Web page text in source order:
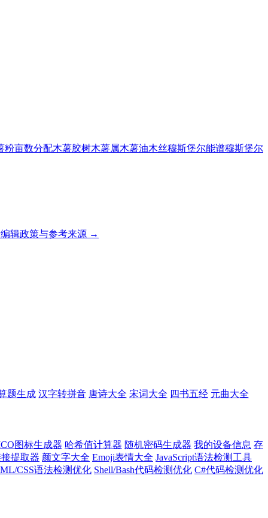
粉亩数分配木薯胶树木薯属木薯油木丝穆斯堡尔能谱穆斯堡尔
辑政策与参考来源 →
题生成 汉字转拼音 唐诗大全 宋词大全 四书五经 元曲大全
图标生成器 哈希值计算器 随机密码生成器 我的设备信息 存
提取器 颜文字大全 Emoji表情大全 JavaScript语法检测工具
CSS语法检测优化 Shell/Bash代码检测优化 C#代码检测优化